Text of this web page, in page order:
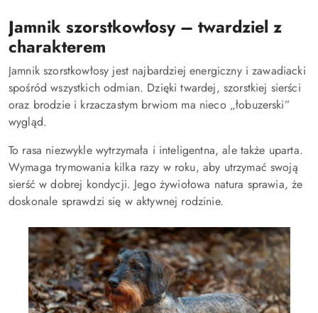
Jamnik szorstkowłosy – twardziel z
charakterem
Jamnik szorstkowłosy jest najbardziej energiczny i zawadiacki
spośród wszystkich odmian. Dzięki twardej, szorstkiej sierści
oraz brodzie i krzaczastym brwiom ma nieco „łobuzerski”
wygląd.
To rasa niezwykle wytrzymała i inteligentna, ale także uparta.
Wymaga trymowania kilka razy w roku, aby utrzymać swoją
sierść w dobrej kondycji. Jego żywiołowa natura sprawia, że
doskonale sprawdzi się w aktywnej rodzinie.